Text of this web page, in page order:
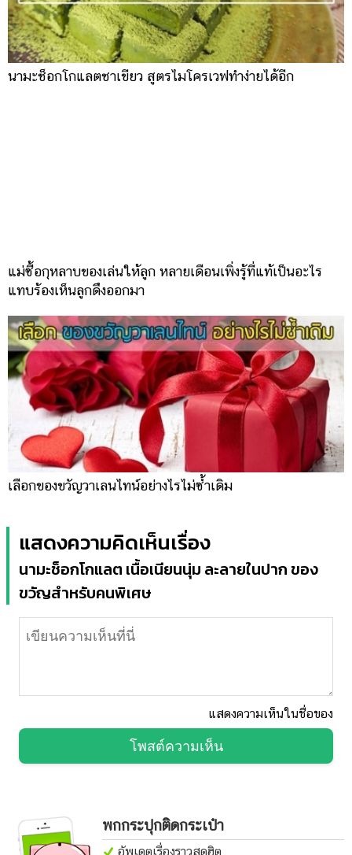
นามะช็อกโกแลตชาเขียว สูตรไมโครเวฟทำง่ายได้อีก
แม่ซื้อกุหลาบของเล่นให้ลูก หลายเดือนเพิ่งรู้ที่แท้เป็นอะไร
แทบร้องเห็นลูกดึงออกมา
เลือกของขวัญวาเลนไทน์อย่างไรไม่ซ้ำเดิม
แสดงความคิดเห็นเรื่อง
นามะช็อกโกแลต เนื้อเนียนนุ่ม ละลายในปาก ของ
ขวัญสำหรับคนพิเศษ
แสดงความเห็นในชื่อของ
โพสต์ความเห็น
พกกระปุกติดกระเป๋า
อัพเดตเรื่องราวสุดฮิต